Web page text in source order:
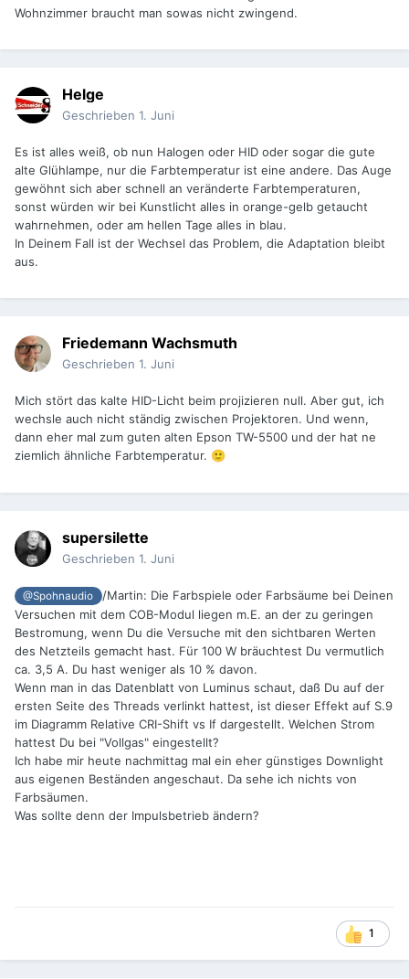
Wohnzimmer braucht man sowas nicht zwingend.
Helge
Geschrieben 1. Juni
Es ist alles weiß, ob nun Halogen oder HID oder sogar die gute
alte Glühlampe, nur die Farbtemperatur ist eine andere. Das Auge
gewöhnt sich aber schnell an veränderte Farbtemperaturen,
sonst würden wir bei Kunstlicht alles in orange-gelb getaucht
wahrnehmen, oder am hellen Tage alles in blau.
In Deinem Fall ist der Wechsel das Problem, die Adaptation bleibt
aus.
Friedemann Wachsmuth
Geschrieben 1. Juni
Mich stört das kalte HID-Licht beim projizieren null. Aber gut, ich
wechsle auch nicht ständig zwischen Projektoren. Und wenn,
dann eher mal zum guten alten Epson TW-5500 und der hat ne
ziemlich ähnliche Farbtemperatur. 🙂
supersilette
Geschrieben 1. Juni
@Spohnaudio
/Martin: Die Farbspiele oder Farbsäume bei Deinen
Versuchen mit dem COB-Modul liegen m.E. an der zu geringen
Bestromung, wenn Du die Versuche mit den sichtbaren Werten
des Netzteils gemacht hast. Für 100 W bräuchtest Du vermutlich
ca. 3,5 A. Du hast weniger als 10 % davon.
Wenn man in das Datenblatt von Luminus schaut, daß Du auf der
ersten Seite des Threads verlinkt hattest, ist dieser Effekt auf S.9
im Diagramm Relative CRI-Shift vs If dargestellt. Welchen Strom
hattest Du bei "Vollgas" eingestellt?
Ich habe mir heute nachmittag mal ein eher günstiges Downlight
aus eigenen Beständen angeschaut. Da sehe ich nichts von
Farbsäumen.
Was sollte denn der Impulsbetrieb ändern?
1